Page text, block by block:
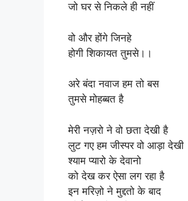
जो घर से निकले ही नहीं
वो और होंगे जिनहे
होगी शिकायत तुमसे।।
अरे बंदा नवाज हम तो बस
तुमसे मोहब्बत है
मेरी नज़रो ने वो छता देखी है
लुट गए हम जीस्पर वो आड़ा देखी
श्याम प्यारो के देवानो
को देख कर ऐसा लग रहा है
इन मरिज़ो ने मुद्दतो के बाद